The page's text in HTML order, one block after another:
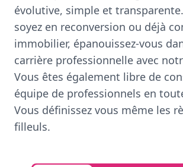
évolutive, simple et
soyez en reconversion ou déjà
immobilier, épanouissez-vous
carrière professionnelle avec
Vous êtes également libre de
équipe de professionnels en
Vous définissez vous même les
filleuls.